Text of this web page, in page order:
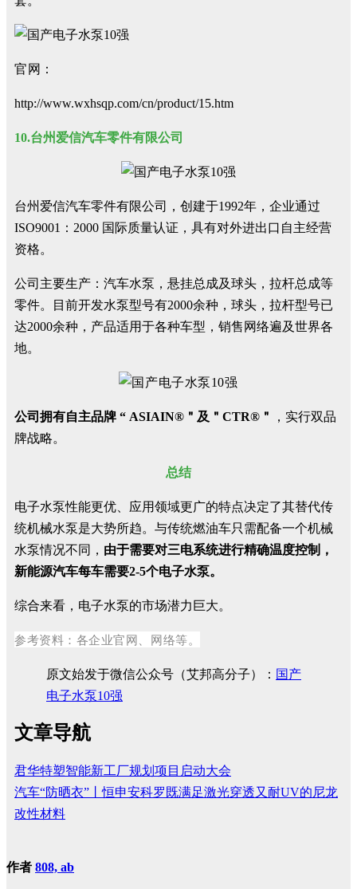
官网：
http://www.wxhsqp.com/cn/product/15.htm
10.台州爱信汽车零件有限公司
台州爱信汽车零件有限公司，创建于1992年，企业通过
ISO9001：2000 国际质量认证，具有对外进出口自主经营
资格。
公司主要生产：汽车水泵，悬挂总成及球头，拉杆总成等
零件。目前开发水泵型号有2000余种，球头，拉杆型号已
达2000余种，产品适用于各种车型，销售网络遍及世界各
地。
公司拥有自主品牌 “ ASIAIN®＂及＂CTR®＂
，实行双品
牌战略。
总结
电子水泵性能更优、应用领域更广的特点决定了其替代传
统机械水泵是大势所趋。与传统燃油车只需配备一个机械
水泵情况不同， 由于需要对三电系统进行精确温度控制，
新能源汽车每车需要2-5个电子水泵。
综合来看，电子水泵的市场潜力巨大。
参考资料：各企业官网、网络等。
原文始发于微信公众号（艾邦高分子）： 国产
电子水泵10强
文章导航
君华特塑智能新工厂规划项目启动大会
汽车“防晒衣”丨恒申安科罗既满足激光穿透又耐UV的尼龙
改性材料
作者 808, ab